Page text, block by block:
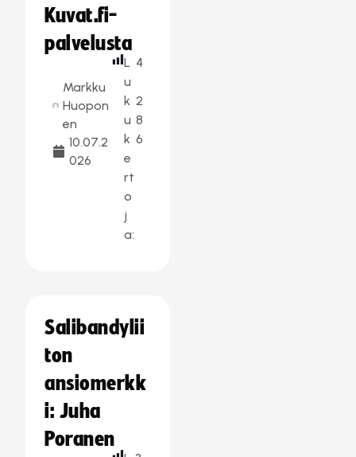
Kuvat.fi-
palvelusta
Markku
Huopon
en
10.07.2
026
L
u
k
u
k
e
rt
o
j
a:
4
2
8
6
Salibandylii
ton
ansiomerkk
i: Juha
Poranen